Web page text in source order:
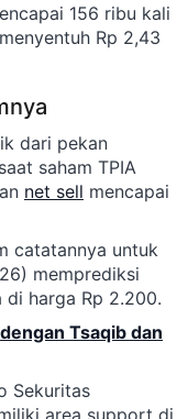
156 ribu kali
Rp 2,43
dari pekan
saham TPIA
net sell mencapai
catatannya untuk
memprediksi
harga Rp 2.200.
Tsaqib dan
Sekuritas
area support di